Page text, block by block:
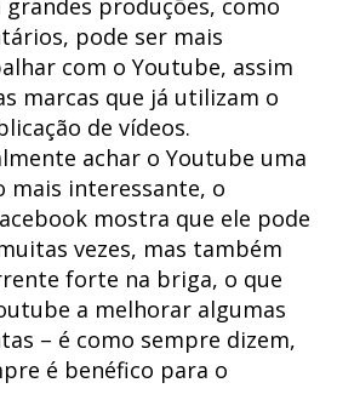
grandes produções, como
pode ser mais
com o Youtube, assim
marcas que já utilizam o
de vídeos.
achar o Youtube uma
interessante, o
mostra que ele pode
vezes, mas também
forte na briga, o que
a melhorar algumas
– é como sempre dizem,
é benéfico para o